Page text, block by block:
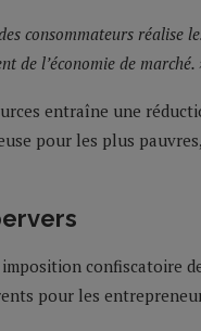
consommateurs réalise
de l’économie de marché.
entraîne une
pour les plus
confiscatoire
pour les